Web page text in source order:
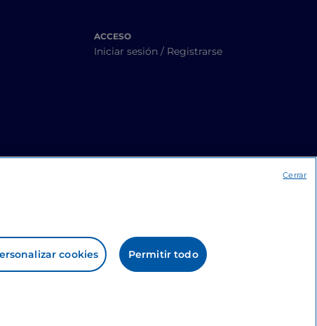
ACCESO
Iniciar sesión / Registrarse
cookies Permitir todo
Cerrar